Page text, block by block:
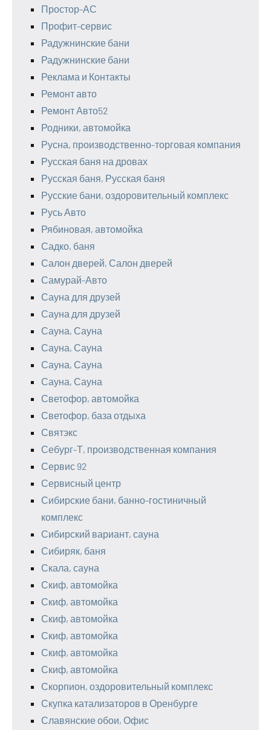
Простор-АС
Профит-сервис
Радужнинские бани
Радужнинские бани
Реклама и Контакты
Ремонт авто
Ремонт Авто52
Родники, автомойка
Русна, производственно-торговая компания
Русская баня на дровах
Русская баня, Русская баня
Русские бани, оздоровительный комплекс
Русь Авто
Рябиновая, автомойка
Садко, баня
Салон дверей, Салон дверей
Самурай-Авто
Сауна для друзей
Сауна для друзей
Сауна, Сауна
Сауна, Сауна
Сауна, Сауна
Сауна, Сауна
Светофор, автомойка
Светофор, база отдыха
Святэкс
Себург-Т, производственная компания
Сервис 92
Сервисный центр
Сибирские бани, банно-гостиничный
комплекс
Сибирский вариант, сауна
Сибиряк, баня
Скала, сауна
Скиф, автомойка
Скиф, автомойка
Скиф, автомойка
Скиф, автомойка
Скиф, автомойка
Скиф, автомойка
Скорпион, оздоровительный комплекс
Скупка катализаторов в Оренбурге
Славянские обои, Офис